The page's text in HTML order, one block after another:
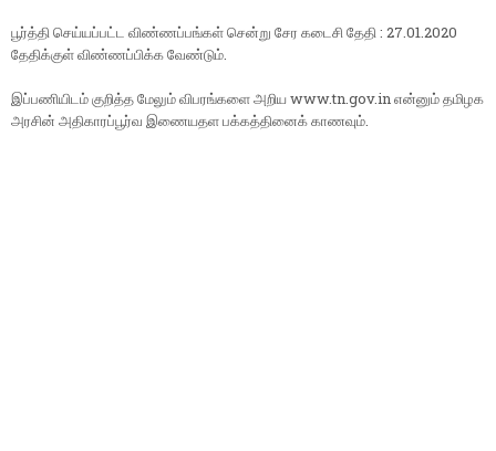
பூர்த்தி செய்யப்பட்ட விண்ணப்பங்கள் சென்று சேர கடைசி தேதி : 27.01.2020
தேதிக்குள் விண்ணப்பிக்க வேண்டும்.
இப்பணியிடம் குறித்த மேலும் விபரங்களை அறிய www.tn.gov.in என்னும் தமிழக
அரசின் அதிகாரப்பூர்வ இணையதள பக்கத்தினைக் காணவும்.